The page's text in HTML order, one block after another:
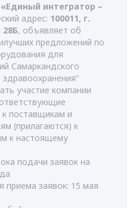
интегратор –
адрес: 100011, г.
, объявляет об
предложений по
для
Самаркандского
здравоохранения"
участие компании
поставщикам и
(прилагаются) к
к настоящему
подачи заявок на
приема заявок: 15 мая